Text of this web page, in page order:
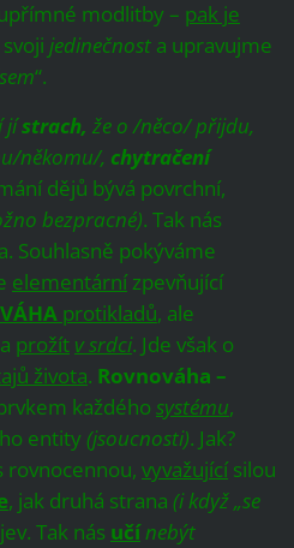
modlitby – pak je
jedinečnosta upravujme
“.
jístrach, že o /něco/ přijdu,
někomu/, chytračení
dějů bývá povrchní,
bezpracné). Tak nás
Souhlasně pokýváme
elementárnízpevňující
protikladů, ale
prožít v srdci. Jde však o
života. Rovnováha –
každého systému,
entity(jsoucnosti). Jak?
rovnocennou, vyvažujícísilou
, jak druhá strana (i když „se
Tak nás učínebýt